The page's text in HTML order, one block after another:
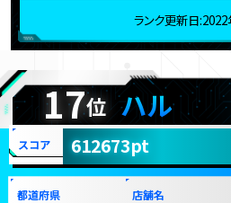
ランク更新日
17位 ハル
スコア 612673pt
都道府県 店舗名